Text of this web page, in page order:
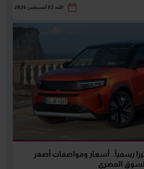
الأحد 02 أغسطس 2026
رسمياً.. أسعار ومواصفات أصغر